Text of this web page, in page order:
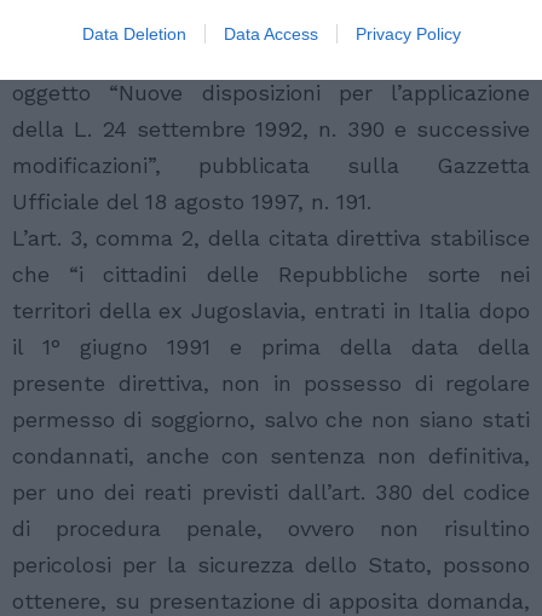
Data Deletion Data Access Privacy Policy
applicazione della direttiva del Presidente del
oggetto “Nuove disposizioni per l’applicazione
della L. 24 settembre 1992, n. 390 e successive
modificazioni”, pubblicata sulla Gazzetta
Ufficiale del 18 agosto 1997, n. 191.
L’art. 3, comma 2, della citata direttiva stabilisce
che “i cittadini delle Repubbliche sorte nei
territori della ex Jugoslavia, entrati in Italia dopo
il 1° giugno 1991 e prima della data della
presente direttiva, non in possesso di regolare
permesso di soggiorno, salvo che non siano stati
condannati, anche con sentenza non definitiva,
per uno dei reati previsti dall’art. 380 del codice
di procedura penale, ovvero non risultino
pericolosi per la sicurezza dello Stato, possono
ottenere, su presentazione di apposita domanda,